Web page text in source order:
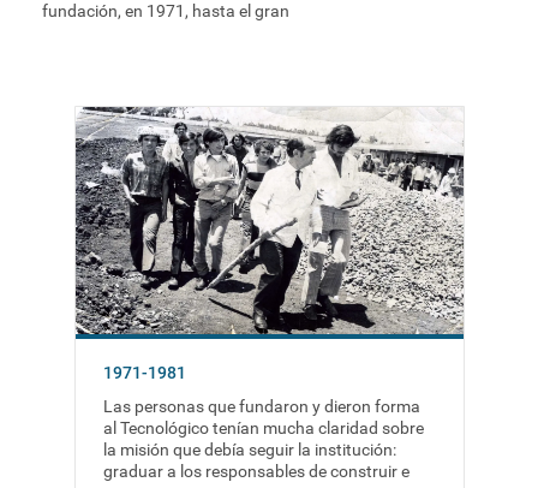
fundación, en 1971, hasta el gran
1971-1981
Las personas que fundaron y dieron forma
al Tecnológico tenían mucha claridad sobre
la misión que debía seguir la institución:
graduar a los responsables de construir e